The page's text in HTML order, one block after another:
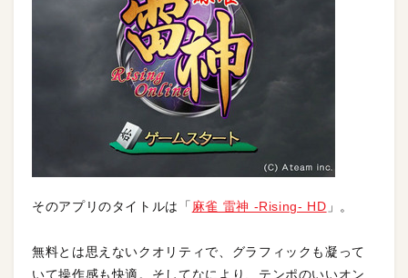
そのアプリのタイトルは「 麻雀 雷神 -Rising- HD 」。
無料とは思えないクオリティで、グラフィックも凝って
いて操作感も快適。そしてなにより、テンポのいいオン